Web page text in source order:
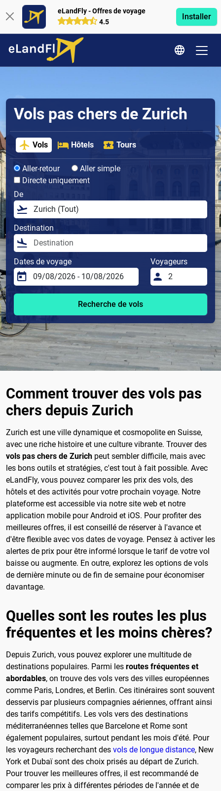
eLandFly - Offres de voyage
4.5
Installer
Vols pas chers de Zurich
Vols Hôtels Tours
Aller-retour
Aller simple
Directe uniquement
De
Destination
Dates de voyage Voyageurs
Recherche de vols
Comment trouver des vols pas
chers depuis Zurich
Zurich est une ville dynamique et cosmopolite en Suisse,
avec une riche histoire et une culture vibrante. Trouver des
vols pas chers de Zurich peut sembler difficile, mais avec
les bons outils et stratégies, c'est tout à fait possible. Avec
eLandFly, vous pouvez comparer les prix des vols, des
hôtels et des activités pour votre prochain voyage. Notre
plateforme est accessible via notre site web et notre
application mobile pour Android et iOS. Pour profiter des
meilleures offres, il est conseillé de réserver à l'avance et
d'être flexible avec vos dates de voyage. Pensez à activer les
alertes de prix pour être informé lorsque le tarif de votre vol
baisse ou augmente. En outre, explorez les options de vols
de dernière minute ou de fin de semaine pour économiser
davantage.
Quelles sont les routes les plus
fréquentes et les moins chères?
Depuis Zurich, vous pouvez explorer une multitude de
destinations populaires. Parmi les routes fréquentes et
abordables, on trouve des vols vers des villes européennes
comme Paris, Londres, et Berlin. Ces itinéraires sont souvent
desservis par plusieurs compagnies aériennes, offrant ainsi
des tarifs compétitifs. Les vols vers des destinations
méditerranéennes telles que Barcelone et Rome sont
également populaires, surtout pendant les mois d'été. Pour
les voyageurs recherchant des vols de longue distance, New
York et Dubaï sont des choix prisés au départ de Zurich.
Pour trouver les meilleures offres, il est recommandé de
comparer les prix à différentes périodes de l'année et de